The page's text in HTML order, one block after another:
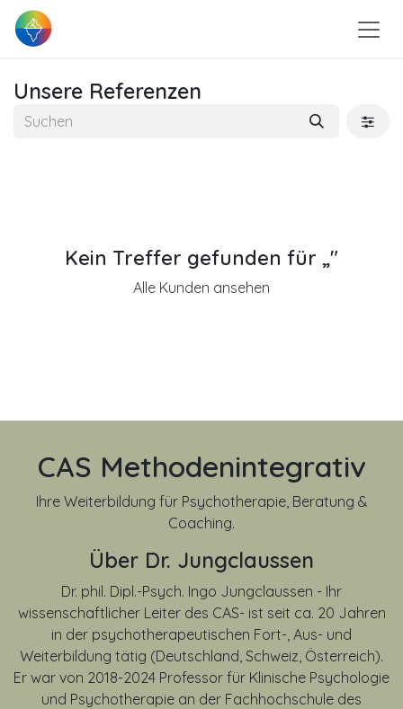
Zum Inhalt springen
Unsere Referenzen
Kein Treffer gefunden für „"
Alle Kunden ansehen
CAS Methodenintegrativ
Ihre Weiterbildung für Psychotherapie, Beratung &
Coaching.
Über Dr. Jungclaussen
Dr. phil. Dipl.-Psych. Ingo Jungclaussen - Ihr
wissenschaftlicher Leiter des CAS- ist seit ca. 20 Jahren
in der psychotherapeutischen Fort-, Aus- und
Weiterbildung tätig (Deutschland, Schweiz, Österreich).
Er war von 2018-2024 Professor für Klinische Psychologie
und Psychotherapie an der Fachhochschule des